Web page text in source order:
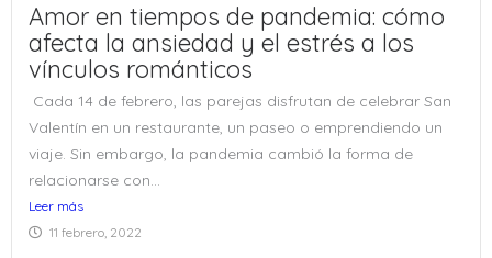
Amor en tiempos de pandemia: cómo
afecta la ansiedad y el estrés a los
vínculos románticos
Cada 14 de febrero, las parejas disfrutan de celebrar San
Valentín en un restaurante, un paseo o emprendiendo un
viaje. Sin embargo, la pandemia cambió la forma de
relacionarse con...
Leer más
11 febrero, 2022